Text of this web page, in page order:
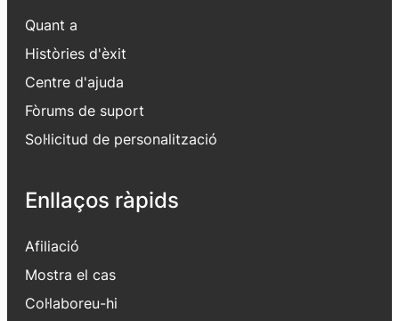
Quant a
Històries d'èxit
Centre d'ajuda
Fòrums de suport
Sol·licitud de personalització
Enllaços ràpids
Afiliació
Mostra el cas
Col·laboreu-hi